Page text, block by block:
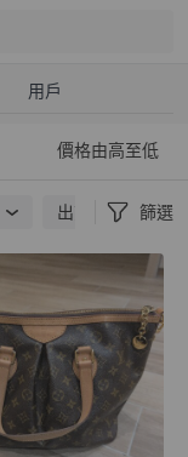
用戶
價格由高至低
出貨地點 篩選